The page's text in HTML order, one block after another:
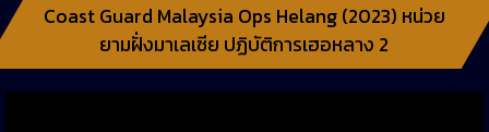
Coast Guard Malaysia Ops Helang (2023) หน่วย
ยามฝั่งมาเลเซีย ปฏิบัติการเฮอหลาง 2